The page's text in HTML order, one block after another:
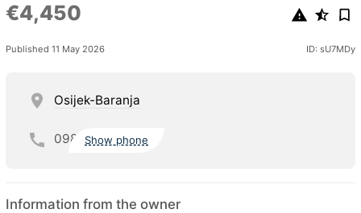
€4,450
Published 11 May 2026 ID: sU7MDy
Osijek-Baranja
098 Show phone
Information from the owner